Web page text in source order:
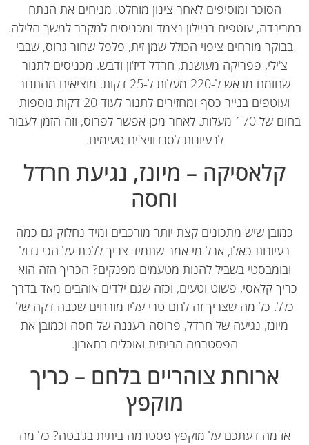
הסוכר ומוסיפים לאחר צינון מוחלט. מניחים את הנתח
עוטפים בניילון נצמד ומכניסים למקרר למשך הלילה.
מורחים ציפוי הכולל שמן זית, פלפל שחור גרוס, שבבי
צ'ילי, פפריקה מעושנת, חרדל דיז'ון ודבש. מכניסים לתנור
שחומם מראש ל-220 מעלות ל-25 דקות. מוציאים מהתנור
ועוטפים בנייר כסף ומחזירים לתנור לעוד 20 דקות נוספות
בחום של 170 מעלות. לאחר מכן אפשר לפרוס, וזה הזמן לעבור
לרעיונות לסנדוויצ'ים טעימים.
קלאסיקה – מיונז, נגיעת חרדל
וחסה
שיש מתכונים קצת יותר מורכבים ומיד נחלוק גם כמה
רעיונות כאלו, אבל מי אמר שתמיד צריך ללכת על הכי גדול
בשביל להנות מטעמים מפנקים? הכריך הזה הוא
קלאסי, פשוט וטעים, וכזה שגם ילדים אוהבים מאד בדרך
כל מה שצריך זה לחם טרי עליו מורחים שכבה דקה של
מיונז, נגיעה של חרדל, פרוסה רעננה של חסה וכמובן את
הפסטרמה הביתית ואוכלים בתאבון.
ארוחת צוהריים בלחם – כריך
מוקפץ
אז מה דעתכם על מוקפץ פסטרמה ביתית בג'בטה? כל מה